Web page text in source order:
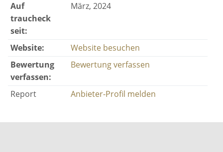
Auf
traucheck
seit:
März, 2024
Website:
Website besuchen
Bewertung
verfassen:
Bewertung verfassen
Report Anbieter-Profil melden